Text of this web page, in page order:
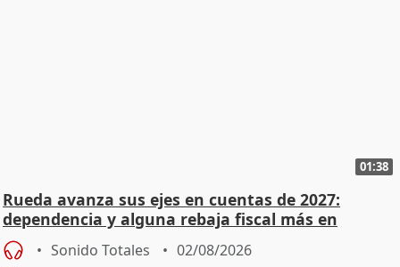
01:38
Rueda avanza sus ejes en cuentas de 2027:
dependencia y alguna rebaja fiscal más en
vivienda
Sonido Totales 02/08/2026